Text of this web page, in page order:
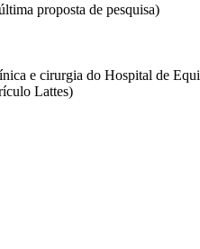
proposta de pesquisa)
e cirurgia do Hospital de
Lattes)